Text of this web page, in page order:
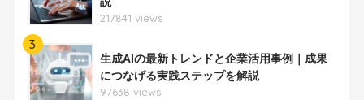
217841 views
3
生成AIの最新トレンドと企業活用事例｜成果
につなげる実践ステップを解説
97638 views